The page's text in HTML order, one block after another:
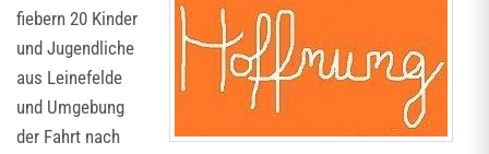
fiebern 20 Kinder
und Jugendliche
aus Leinefelde
und Umgebung
der Fahrt nach